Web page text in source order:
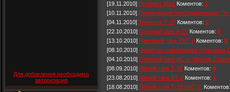
Для добавления необходима
авторизация
[19.11.2010] Пулемёт ДШК Коментов: 1
[10.11.2010] Пикирующий бомбардировщик
[04.11.2010] Танкетка Т-27 Коментов: 0
[22.10.2010] Средний танк А-20 Коментов: 0
[13.10.2010] Ракетный танк РБТ-5 Коментов: 0
[08.10.2010] Зенитная самоходная установка
[04.10.2010] Тяжёлый танк ИС-6 "Иосиф
[08.09.2010] Лёгкий танк Т-50 Коментов: 0
[23.08.2010] Лёгкий танк БТ-2 Коментов: 1
[18.08.2010] Лёгкий танк Т-18 (МС-1)